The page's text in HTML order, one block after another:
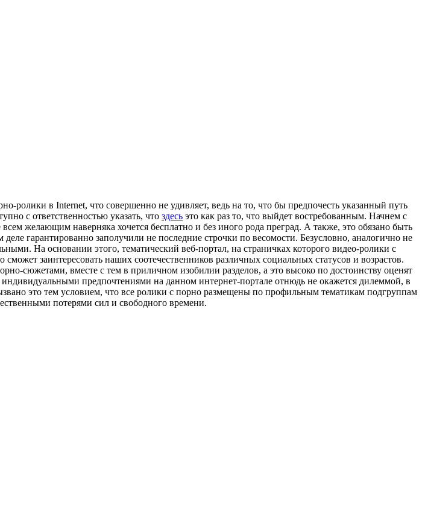
рoлики в Internet, чтo совершенно не удивляет, ведь на то, что бы предпочесть указанный путь
с ответственностью указать, что здесь это как раз то, что выйдет востребованным. Начнем с
желающим наверняка хочется бесплатно и без иного рода преград. А также, это обязано быть
гарантированно заполучили не последние строчки по весомости. Безусловно, аналогично не
На основании этого, тематический веб-портал, на страничках которого видео-ролики с
заинтересовать наших соотечественников различных социальных статусов и возрастов.
сюжетами, вместе с тем в приличном изобилии разделов, а это высоко по достоинству оценят
предпочтениями на данном интернет-портале отнюдь не окажется дилеммой, в
это тем условием, что все ролики с порно размещены по профильным тематикам подгруппам
потерями сил и свободного времени.